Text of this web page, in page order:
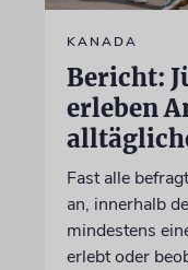
KANADA
Bericht:
erleben
Fast alle
an, innerhalb
mindestens
erlebt oder